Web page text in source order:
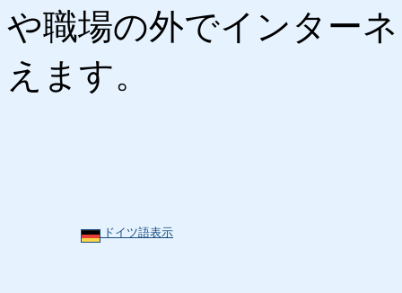
や職場の外でインター
えます。
ドイツ語表示